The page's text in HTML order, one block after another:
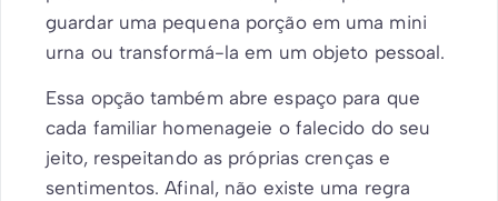
guardar uma pequena porção em uma mini
urna ou transformá-la em um objeto pessoal.
Essa opção também abre espaço para que
cada familiar homenageie o falecido do seu
jeito, respeitando as próprias crenças e
sentimentos. Afinal, não existe uma regra